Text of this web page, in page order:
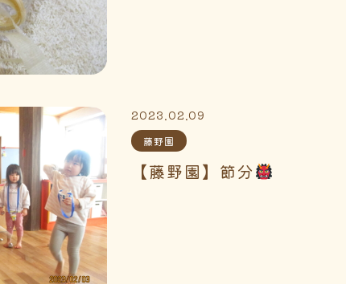
2023.02.09
藤野園
【藤野園】節分